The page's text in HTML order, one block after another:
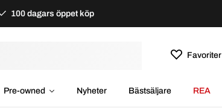
100 dagars öppet köp
Favoriter
Pre-owned Nyheter Bästsäljare REA